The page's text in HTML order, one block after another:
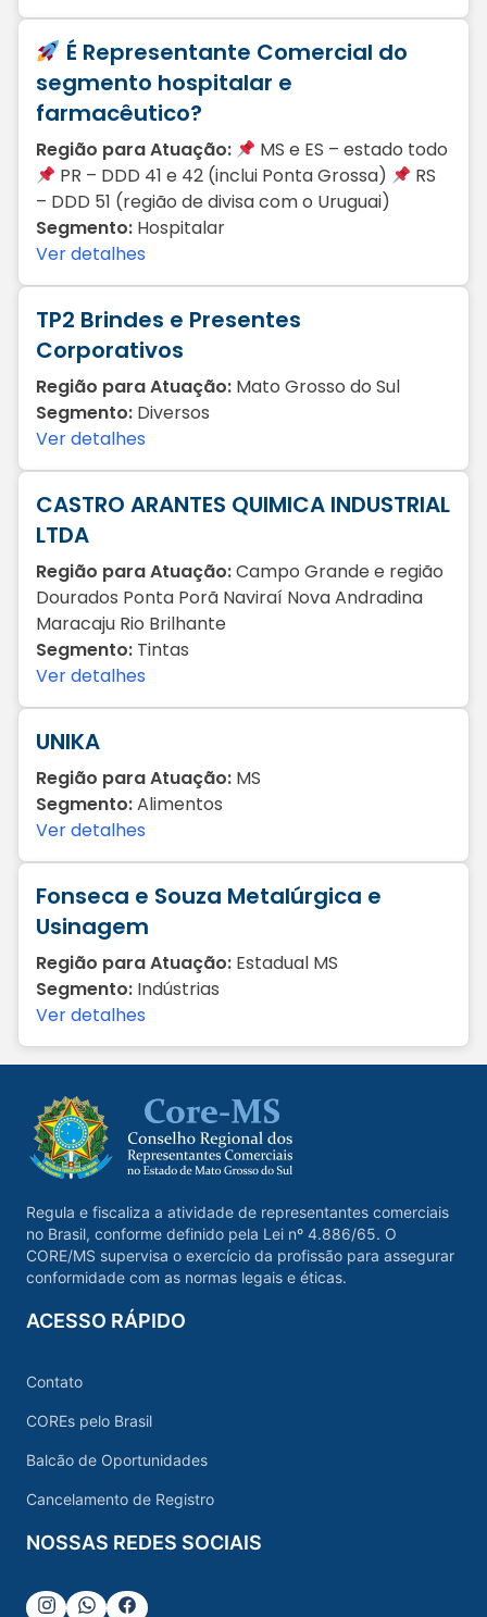
É Representante Comercial do
segmento hospitalar e
farmacêutico?
Região para Atuação:
MS e ES – estado todo
PR – DDD 41 e 42 (inclui Ponta Grossa)
RS
– DDD 51 (região de divisa com o Uruguai)
Segmento: Hospitalar
Ver detalhes
TP2 Brindes e Presentes
Corporativos
Região para Atuação: Mato Grosso do Sul
Segmento: Diversos
Ver detalhes
CASTRO ARANTES QUIMICA INDUSTRIAL
LTDA
Região para Atuação:Campo Grande e região
Dourados Ponta Porã Naviraí Nova Andradina
Maracaju Rio Brilhante
Segmento: Tintas
Ver detalhes
UNIKA
Região para Atuação: MS
Segmento:Alimentos
Ver detalhes
Fonseca e Souza Metalúrgica e
Usinagem
Região para Atuação: Estadual MS
Segmento: Indústrias
Ver detalhes
Regula e fiscaliza a atividade de representantes comerciais
no Brasil, conforme definido pela Lei nº 4.886/65. O
CORE/MS supervisa o exercício da profissão para assegurar
conformidade com as normas legais e éticas.
ACESSO RÁPIDO
Contato
COREs pelo Brasil
Balcão de Oportunidades
Cancelamento de Registro
NOSSAS REDES SOCIAIS
Instagram
WhatsappFacebook